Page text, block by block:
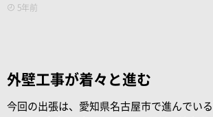
5年前
外壁工事が着々と進む
今回の出張は、愛知県名古屋市で進んでい